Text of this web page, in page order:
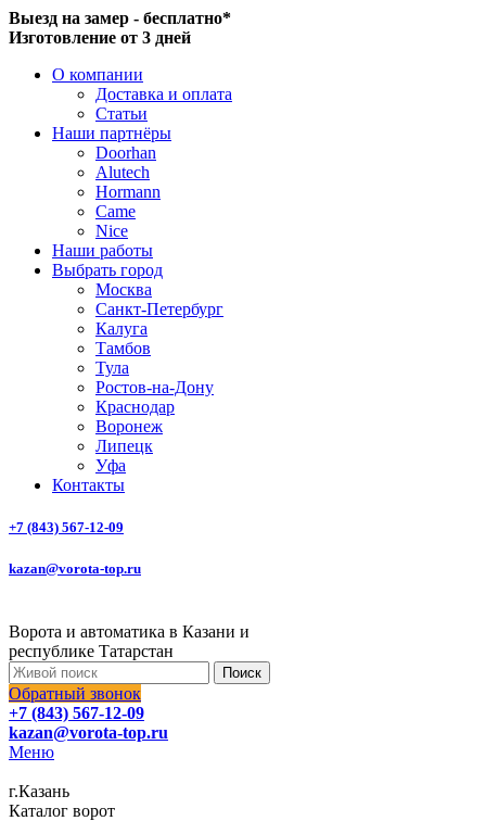
Выезд на замер - бесплатно*
Изготовление от 3 дней
О компании
Доставка и оплата
Статьи
Наши партнёры
Doorhan
Alutech
Hormann
Came
Nice
Наши работы
Выбрать город
Москва
Санкт-Петербург
Калуга
Тамбов
Тула
Ростов-на-Дону
Краснодар
Воронеж
Липецк
Уфа
Контакты
+7 (843) 567-12-09
kazan@vorota-top.ru
Ворота и автоматика в Казани и
республике Татарстан
Поиск
Обратный звонок
+7 (843) 567-12-09
kazan@vorota-top.ru
Меню
г.Казань
Каталог ворот